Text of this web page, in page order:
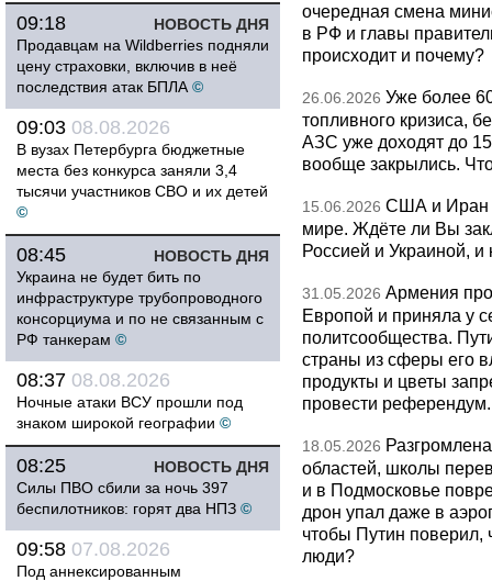
НОВОСТЬ ДНЯ
09:18
Продавцам на Wildberries подняли
цену страховки, включив в неё
последствия атак БПЛА ©
09:03 08.08.2026
В вузах Петербурга бюджетные
места без конкурса заняли 3,4
тысячи участников СВО и их детей
©
НОВОСТЬ ДНЯ
08:45
Украина не будет бить по
инфраструктуре трубопроводного
консорциума и по не связанным с
РФ танкерам ©
08:37 08.08.2026
Ночные атаки ВСУ прошли под
знаком широкой географии ©
НОВОСТЬ ДНЯ
08:25
Силы ПВО сбили за ночь 397
беспилотников: горят два НПЗ ©
09:58 07.08.2026
Под аннексированным
очередная смена
в РФ и главы
происходит и почему?
26.06.2026 Уже более
топливного кризиса,
АЗС уже доходят до
вообще закрылись.
15.06.2026 США и Иран
мире. Ждёте ли Вы
Россией и Украиной,
31.05.2026 Армения
Европой и приняла у
политсообщества.
страны из сферы его
продукты и цветы
провести
18.05.2026
областей, школы
и в Подмосковье
дрон упал даже в
чтобы Путин поверил,
люди?